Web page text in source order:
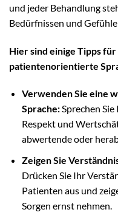
und jeder Behandlung
Bedürfnissen und
Hier sind einige Tipps
patientenorientierte
Verwenden Sie eine
Sprache:Sprechen
Respekt und
abwertende oder
Zeigen Sie
Drücken Sie Ihr
Patienten aus und
Sorgen ernst nehmen.